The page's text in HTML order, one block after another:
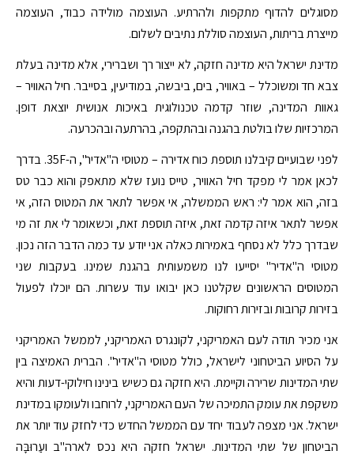
מסוגלים להדוף מתקפות ולהרתיע. העוצמה מולידה כבוד, העוצמה
מייצרת בריתות, העוצמה סוללת נתיבים לשלום.
מדינת ישראל היא מדינה חזקה, לא ייצור רך ושברירי, אלא מדינה בעלת
צבא חד ומשוכלל – באוויר, בים, ביבשה, במודיעין, בסייבר. חיל האוויר –
גאוות המדינה, שוזר קדמה טכנולוגית באיכות אנושית יוצאת דופן.
המרכזיות שלו בולטת בהגנה ובהתקפה, בהרתעה ובהכרעה.
לפני שבועיים קיבלנו תוספת כוח אדירה – מטוסי ה"אדיר", ה-35F. בדרך
לכאן אמר לי מפקד חיל האוויר, טייס נועז שלא מתאפק והוא כבר טס
בזה, הוא אמר לי: ראש הממשלה, אי אפשר לתאר את המטוס הזה, אי
אפשר לתאר איזה קדמה זאת, איזה תוספת זאת, וכשאומר לי את זה מי
שבדרך כלל לא נסחף באמירות כאלה אני יודע עד כמה הדבר הזה נכון.
מטוסי ה"אדיר" יסייעו לנו משמעותית בהגנת שמינו. בעקבות שני
המטוסים הראשונים שקלטנו כאן יבואו עוד עשרות. הם יוכלו לפעול
בזירות קרובות ובזירות רחוקות.
אני מכיר תודה לעם האמריקני, לקונגרס האמריקני, לממשל האמריקני
על הסיוע הביטחוני לישראל, כולל מטוסי ה"אדיר". הברית האמיצה בין
שתי המדינות שרירה וקיימת. היא חזקה גם כשיש בינינו חילוקי-דעות והיא
משקפת את עומק התמיכה של העם האמריקני, לרוחבו ולעומקו במדינת
ישראל. אני מצפה לעבוד יחד עם הממשל החדש כדי לחזק עוד יותר את
הביטחון של שתי המדינות. ישראל חזקה היא נכס לארה"ב ועַרוּבָּה